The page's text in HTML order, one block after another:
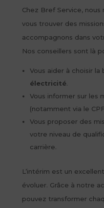
Chez Bref Service,
vous trouver des
accompagnons dans
Nos conseillers sont là
Vous aider à choisir la
électricité.
Vous informer sur les
(notamment via le
Vous proposer des
votre niveau de
carrière.
L’intérim est un
évoluer. Grâce à notre
pouvez transformer